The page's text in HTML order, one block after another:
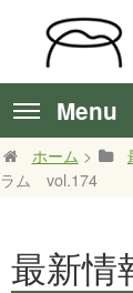
Menu
ホーム >
ラム vol.174
最新情